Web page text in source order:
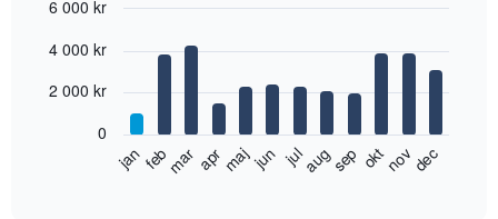
chart
12
bars.
Diagrammet
graphic.
janfebmaraprmajjun julaugsep oktnovdec
0
2 000 kr
4 000 kr
6 000 kr